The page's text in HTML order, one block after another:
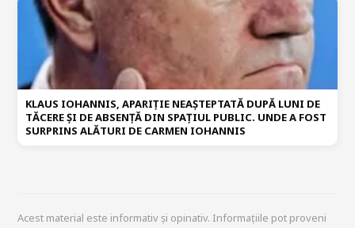
KLAUS IOHANNIS, APARIȚIE NEAȘTEPTATĂ DUPĂ LUNI DE
TĂCERE ȘI DE ABSENȚĂ DIN SPAȚIUL PUBLIC. UNDE A FOST
SURPRINS ALĂTURI DE CARMEN IOHANNIS
Acest material este informativ și opinativ. Informațiile pot proveni